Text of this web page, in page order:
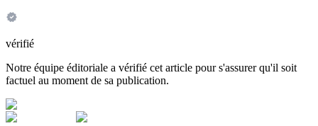
vérifié
Notre équipe éditoriale a vérifié cet article pour s'assurer qu'il soit
factuel au moment de sa publication.